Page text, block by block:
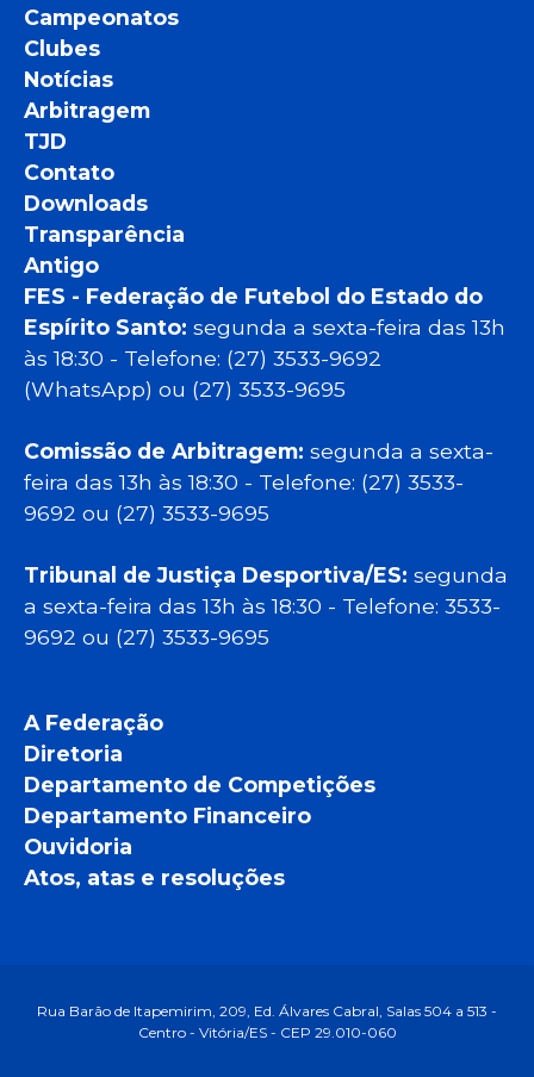
Campeonatos
Clubes
Notícias
Arbitragem
TJD
Contato
Downloads
Transparência
Antigo
FES - Federação de Futebol do Estado do
Espírito Santo: segunda a sexta-feira das 13h
às 18:30 - Telefone: (27) 3533-9692
(WhatsApp) ou (27) 3533-9695
Comissão de Arbitragem: segunda a sexta-
feira das 13h às 18:30 - Telefone: (27) 3533-
9692 ou (27) 3533-9695
Tribunal de Justiça Desportiva/ES: segunda
a sexta-feira das 13h às 18:30 - Telefone: 3533-
9692 ou (27) 3533-9695
A Federação
Diretoria
Departamento de Competições
Departamento Financeiro
Ouvidoria
Atos, atas e resoluções
Rua Barão de Itapemirim, 209, Ed. Álvares Cabral, Salas 504 a 513 -
Centro - Vitória/ES - CEP 29.010-060